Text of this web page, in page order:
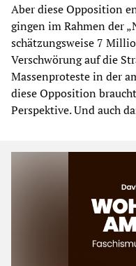
Aber diese Opposition
gingen im Rahmen der
schätzungsweise 7
Verschwörung auf die
Massenproteste in der
diese Opposition
Perspektive. Und auch